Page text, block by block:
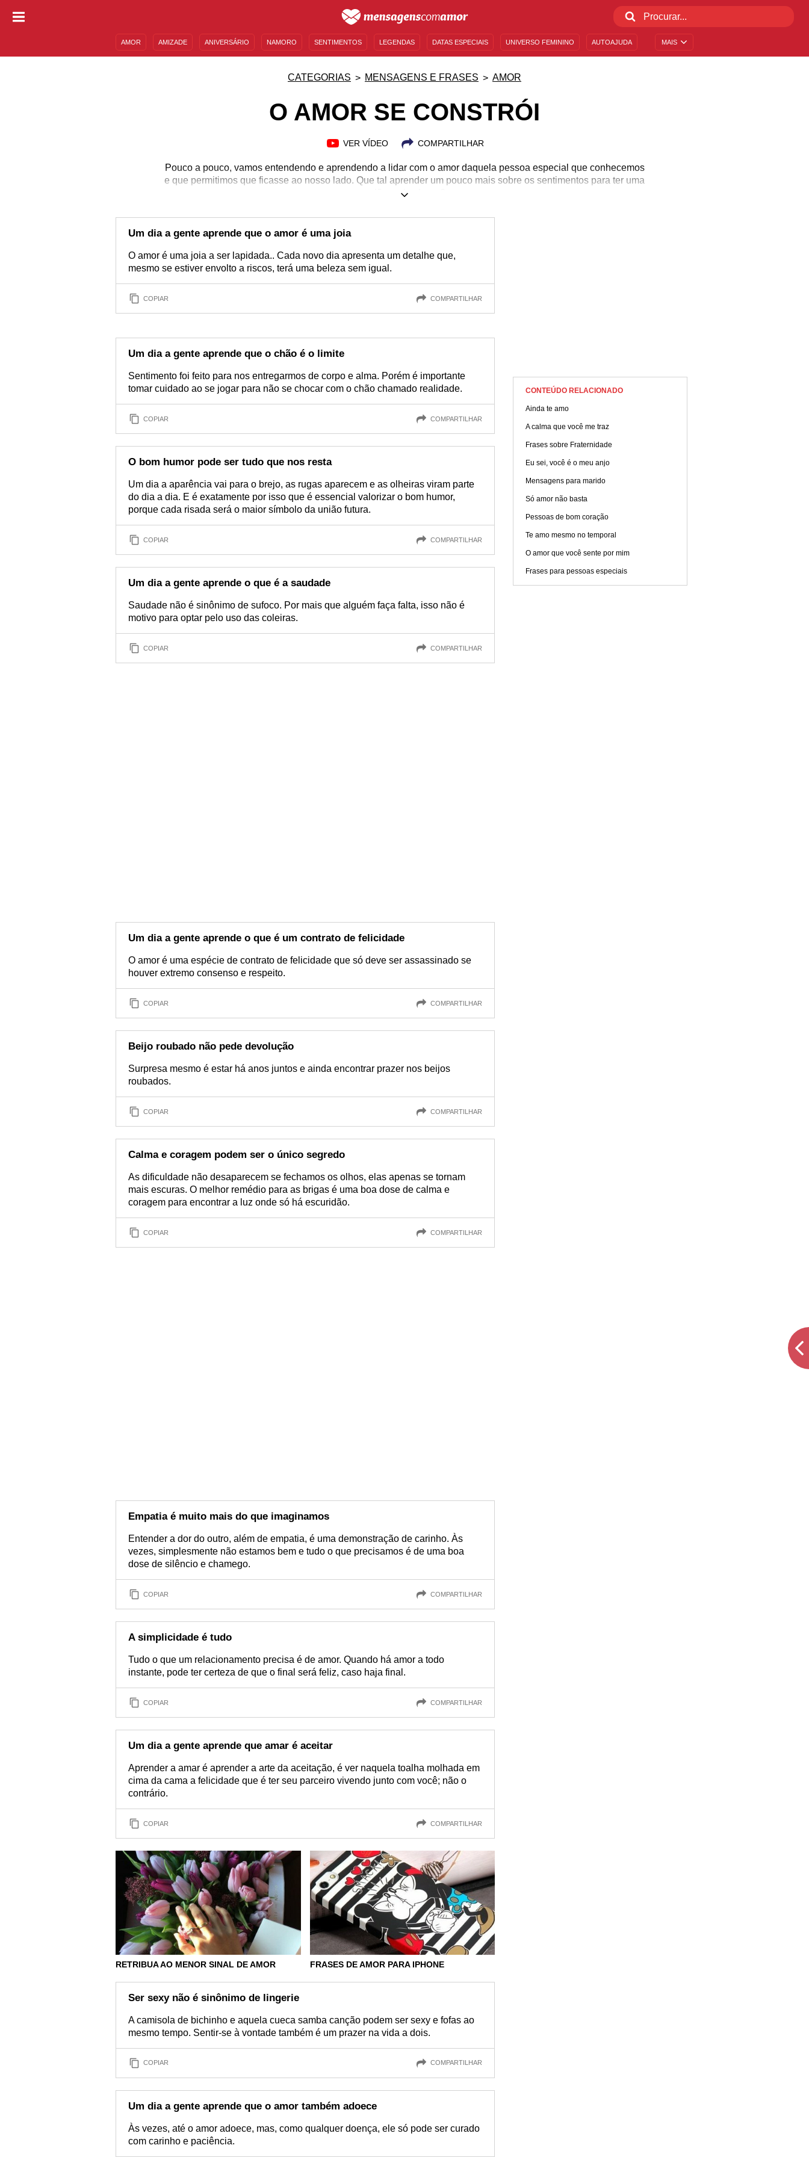
MAIS
AMOR AMIZADE ANIVERSÁRIO NAMORO SENTIMENTOS LEGENDAS DATAS ESPECIAIS UNIVERSO FEMININO AUTOAJUDA
CATEGORIAS MENSAGENS E FRASES AMOR
O AMOR SE CONSTRÓI
VER VÍDEO COMPARTILHAR
Pouco a pouco, vamos entendendo e aprendendo a lidar com o amor daquela pessoa especial que conhecemos
e que permitimos que ficasse ao nosso lado. Que tal aprender um pouco mais sobre os sentimentos para ter uma
união mais alegre?
Um dia a gente aprende que o amor é uma joia
O amor é uma joia a ser lapidada.. Cada novo dia apresenta um detalhe que,
mesmo se estiver envolto a riscos, terá uma beleza sem igual.
COPIAR COMPARTILHAR
Um dia a gente aprende que o chão é o limite
Sentimento foi feito para nos entregarmos de corpo e alma. Porém é importante
tomar cuidado ao se jogar para não se chocar com o chão chamado realidade.
COPIAR COMPARTILHAR
O bom humor pode ser tudo que nos resta
Um dia a aparência vai para o brejo, as rugas aparecem e as olheiras viram parte
do dia a dia. E é exatamente por isso que é essencial valorizar o bom humor,
porque cada risada será o maior símbolo da união futura.
COPIAR COMPARTILHAR
Um dia a gente aprende o que é a saudade
Saudade não é sinônimo de sufoco. Por mais que alguém faça falta, isso não é
motivo para optar pelo uso das coleiras.
COPIAR COMPARTILHAR
Um dia a gente aprende o que é um contrato de felicidade
O amor é uma espécie de contrato de felicidade que só deve ser assassinado se
houver extremo consenso e respeito.
COPIAR COMPARTILHAR
Beijo roubado não pede devolução
Surpresa mesmo é estar há anos juntos e ainda encontrar prazer nos beijos
roubados.
COPIAR COMPARTILHAR
Calma e coragem podem ser o único segredo
As dificuldade não desaparecem se fechamos os olhos, elas apenas se tornam
mais escuras. O melhor remédio para as brigas é uma boa dose de calma e
coragem para encontrar a luz onde só há escuridão.
COPIAR COMPARTILHAR
Empatia é muito mais do que imaginamos
Entender a dor do outro, além de empatia, é uma demonstração de carinho. Às
vezes, simplesmente não estamos bem e tudo o que precisamos é de uma boa
dose de silêncio e chamego.
COPIAR COMPARTILHAR
A simplicidade é tudo
Tudo o que um relacionamento precisa é de amor. Quando há amor a todo
instante, pode ter certeza de que o final será feliz, caso haja final.
COPIAR COMPARTILHAR
Um dia a gente aprende que amar é aceitar
Aprender a amar é aprender a arte da aceitação, é ver naquela toalha molhada em
cima da cama a felicidade que é ter seu parceiro vivendo junto com você; não o
contrário.
COPIAR COMPARTILHAR
RETRIBUA AO MENOR SINAL DE AMOR FRASES DE AMOR PARA IPHONE
Ser sexy não é sinônimo de lingerie
A camisola de bichinho e aquela cueca samba canção podem ser sexy e fofas ao
mesmo tempo. Sentir-se à vontade também é um prazer na vida a dois.
COPIAR COMPARTILHAR
Um dia a gente aprende que o amor também adoece
Às vezes, até o amor adoece, mas, como qualquer doença, ele só pode ser curado
com carinho e paciência.
CONTEÚDO RELACIONADO
Ainda te amo
A calma que você me traz
Frases sobre Fraternidade
Eu sei, você é o meu anjo
Mensagens para marido
Só amor não basta
Pessoas de bom coração
Te amo mesmo no temporal
O amor que você sente por mim
Frases para pessoas especiais